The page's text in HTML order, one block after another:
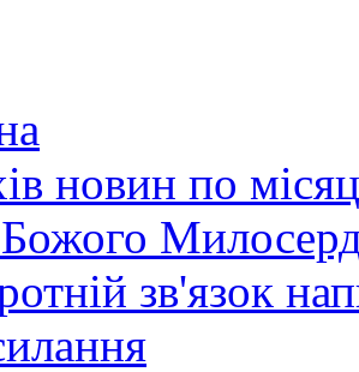
новин по
Божого
зв'язок